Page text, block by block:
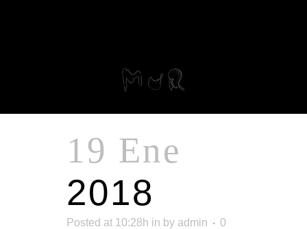
19 Ene
2018
Posted at 10:28h in by admin
0